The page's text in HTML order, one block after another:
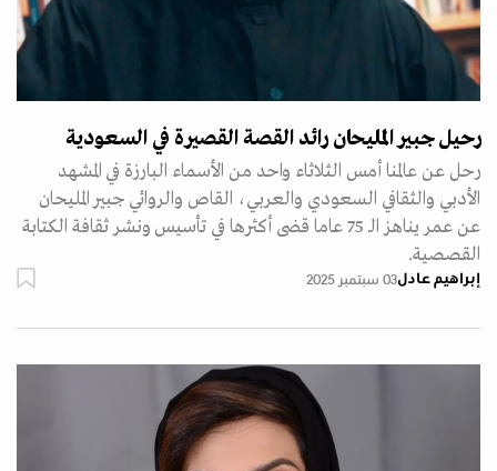
رحيل جبير المليحان رائد القصة القصيرة في السعودية
رحل عن عالمنا أمس الثلاثاء واحد من الأسماء البارزة في المشهد
الأدبي والثقافي السعودي والعربي، القاص والروائي جبير المليحان
عن عمر يناهز الـ 75 عاما قضى أكثرها في تأسيس ونشر ثقافة الكتابة
القصصية.
إبراهيم عادل03 سبتمبر 2025